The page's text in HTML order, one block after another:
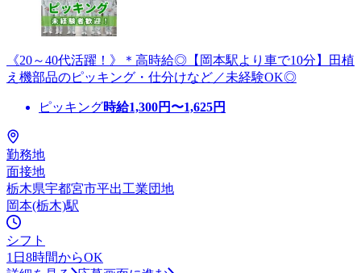
《20～40代活躍！》＊高時給◎【岡本駅より車で10分】田植
え機部品のピッキング・仕分けなど／未経験OK◎
ピッキング時給1,300円〜1,625円
勤務地
面接地
栃木県宇都宮市平出工業団地
岡本(栃木)駅
シフト
1日8時間からOK